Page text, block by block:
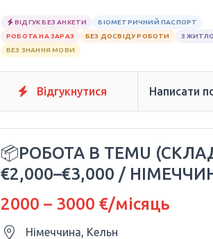
ВІДГУК БЕЗ АНКЕТИ
БІОМЕТРИЧНИЙ ПАСПОРТ
РОБОТА НА ЗАРАЗ
БЕЗ ДОСВІДУ РОБОТИ
З
БЕЗ ЗНАННЯ МОВИ
Відгукнутися Написати
📦РОБОТА В TEMU
€2,000–€3,000 /
2000 – 3000 €/місяць
Німеччина, Кельн